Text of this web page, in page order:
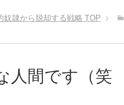
奴隷から脱却する戦略 TOP
人間です（笑